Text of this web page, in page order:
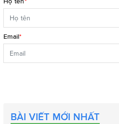
Họ tên*
Email*
BÀI VIẾT MỚI NHẤT